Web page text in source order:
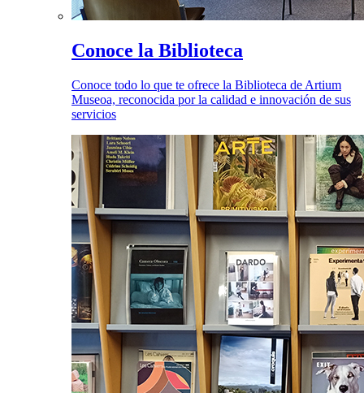
Conoce la Biblioteca
Conoce todo lo que te ofrece la Biblioteca de Artium
Museoa, reconocida por la calidad e innovación de sus
servicios